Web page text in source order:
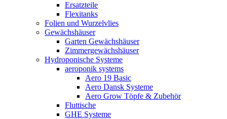
Ersatzteile
Flexitanks
Folien und Wurzelvlies
Gewächshäuser
Garten Gewächshäuser
Zimmergewächshäuser
Hydroponische Systeme
aeroponik systems
Aero 19 Basic
Aero Dansk Systeme
Aero Grow Töpfe & Zubehör
Fluttische
GHE Systeme